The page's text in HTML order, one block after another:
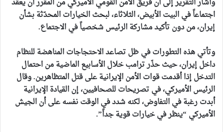
اجتماعاً في البيت الأبيض، الثلاثاء، لبحث الخيارات المحدّثة بشأن
إيران، من دون تأكيد مشاركة الرئيس شخصياً في الاجتماع.
وتأتي هذه التطورات في ظل تصاعد الاحتجاجات المناهضة للنظام
داخل إيران، حيث حذّر ترامب خلال الأسابيع الماضية من احتمال
التدخل إذا أقدمت قوات الأمن الإيرانية على قتل المتظاهرين. وقال
الرئيس الأميركي، في تصريحات للصحافيين، إن القيادة الإيرانية
أبدت رغبة في التفاوض، لكنه شدد في الوقت نفسه على أن الجيش
الأميركي “ينظر في خيارات قوية جداً”.